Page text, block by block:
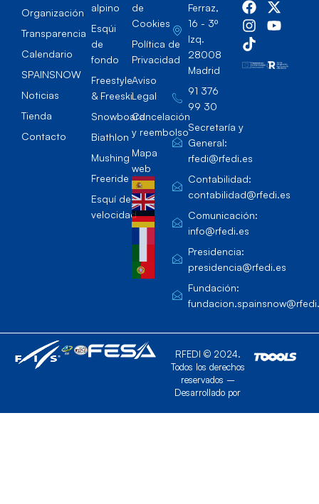
Organización
Transparencia
Calendario
SPAINSNOW
Noticias
Tienda
Contacto
alpino
Esqúi
de
fondo
Freestyle
& Freeski
Snowboard
Biathlon
Mushing
Freeride
Esquí de
velocidad
de
Cookies
Política de
Privacidad
Aviso
Legal
Cancelación
y reembolso
Mapa
web
Ferraz,
16 - 3º
Izq.
28008
Madrid
91 376
99 30
Secretaría y
General:
rfedi@rfedi.es
Contabilidad:
contabilidad@rfedi.es
Comunicación:
info@rfedi.es
Presidencia:
presidencia@rfedi.es
Fundación:
RFEDI © 2024.
Todos los derechos
reservados –
Desarrollado por